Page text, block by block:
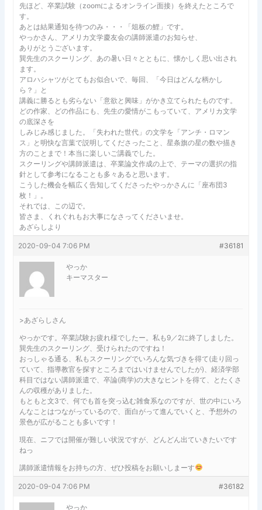
先ほど、卒業試験（zoomによるオンライン面接）を終えたところで
す。
あとは結果通知を待つのみ・・・「俎板の鯉」です。
やっかさん、アメリカ文学慶友会の講師派遣のお知らせ、
ありがとうございます。
巽先生のスクーリング、あの暑い日々とともに、懐かしく思い出され
ます。
アロハシャツがとてもお似合いで、毎回、「今日はどんな柄かし
ら？」と
講義に勝るとも劣らない「意欲と興味」がかき立てられたものです。
どの作家、どの作品にも、先生の愛情がこもっていて、アメリカ文学
の底深さを
しみじみ感じました。「失われた世代」の文学を「アンチ・ロマン
ス」と明快な言葉で説明してくださったこと、星条旗の星の数や描き
方のことまで！本当に楽しいご講義でした。
スクーリングや講師派遣は、卒業論文作成の上で、テーマの選択の指
針として参考になることも多々あると思います。
こうした機会を幅広く告知してくださったやっかさんに「座布団3
枚！」。
それでは、この辺で。
皆さま、くれぐれもお大事になさってくださいませ。
あざらしより
2020-09-04 7:06 PM #36181
やっか
キーマスター
>あざらしさん
やっかです。卒業試験お疲れ様でしたー。私も9／2に終了しました。
巽先生のスクーリング、受けられたのですね！
おっしゃる通る、私もスクーリングでいろんな気づきを得て(走り回っ
ていて、指導教官を探すところまではいけませんでしたが)、経済学部
科目ではない講師派遣で、卒論(商学)の大きなヒントを得て、とたくさ
んの収穫がありました。
もともと文3で、何でも首を突っ込む雑食系なのですが、世の中にいろ
んなことはつながっているので、面白がって進んでいくと、予想外の
景色が広がることも多いです！
現在、ニフでは開催が難しい状況ですが、どんどん出ていきたいです
ねっ
講師派遣情報をお持ちの方、ぜひ投稿をお願いしまーす
2020-09-04 7:06 PM #36182
やっか